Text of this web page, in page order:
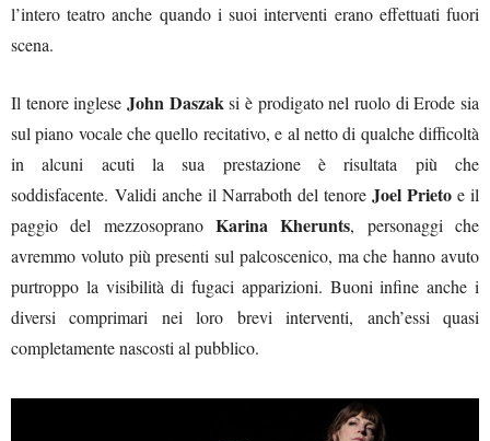
l’intero teatro anche quando i suoi interventi erano effettuati fuori
scena.
Il tenore inglese John Daszak si è prodigato nel ruolo di Erode sia
sul piano vocale che quello recitativo, e al netto di qualche difficoltà
in alcuni acuti la sua prestazione è risultata più che
soddisfacente. Validi anche il Narraboth del tenore Joel Prieto e il
paggio del mezzosoprano Karina Kherunts, personaggi che
avremmo voluto più presenti sul palcoscenico, ma che hanno avuto
purtroppo la visibilità di fugaci apparizioni. Buoni infine anche i
diversi comprimari nei loro brevi interventi, anch’essi quasi
completamente nascosti al pubblico.